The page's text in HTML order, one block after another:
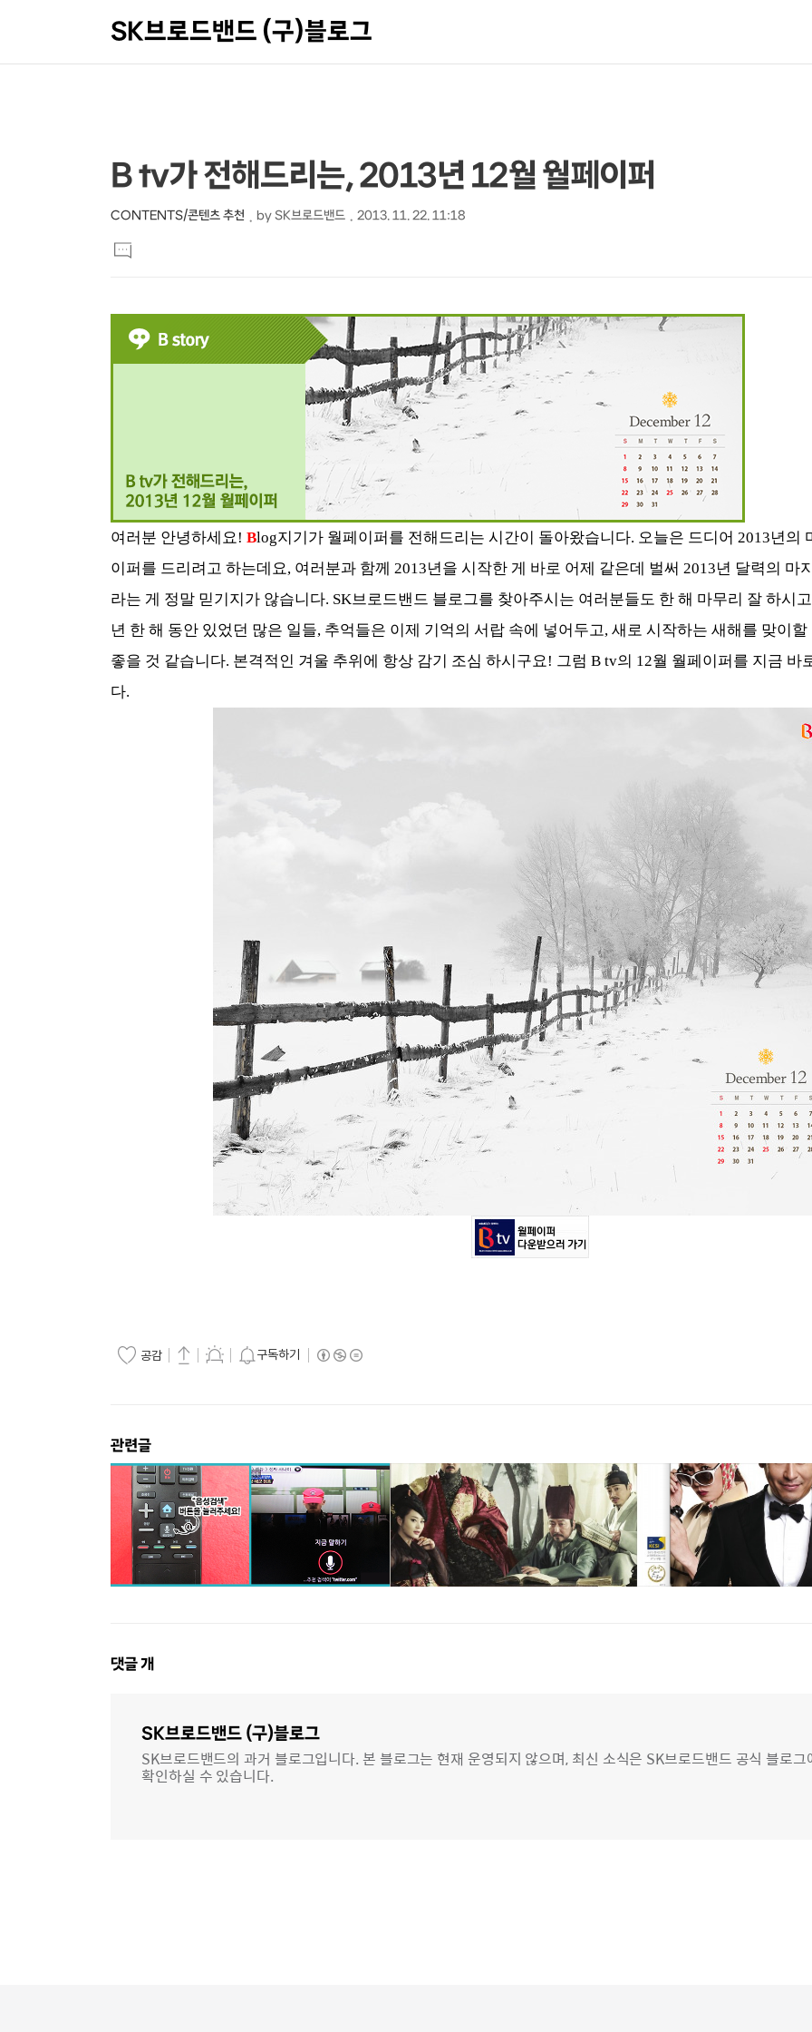
SK브로드밴드 (구)블로그
상
세
컨
텐
본
문
제
목
B tv가 전해드리는, 2013년 12월 월페이퍼
CONTENTS/콘텐츠 추천 by SK브로드밴드 2013. 11. 22. 11:18
문
댓
글
여러분 안녕하세요! Blog지기가 월페이퍼를 전해드리는 시간이 돌아왔습니다. 오늘은 드디어 2013년의
이퍼를 드리려고 하는데요, 여러분과 함께 2013년을 시작한 게 바로 어제 같은데 벌써 2013년 달력의 마
라는 게 정말 믿기지가 않습니다. SK브로드밴드 블로그를 찾아주시는 여러분들도 한 해 마무리 잘 하시
년 한 해 동안 있었던 많은 일들, 추억들은 이제 기억의 서랍 속에 넣어두고, 새로 시작하는 새해를 맞이
좋을 것 같습니다. 본격적인 겨울 추위에 항상 감기 조심 하시구요! 그럼 B tv의 12월 월페이퍼를 지금 바
다.
공감 구독하기
관련글
댓
댓글개
SK브로드밴드 (구)블로그
SK브로드밴드의 과거 블로그입니다. 본 블로그는 현재 운영되지 않으며, 최신 소식은 SK브로드밴드 공식 블로그
확인하실 수 있습니다.